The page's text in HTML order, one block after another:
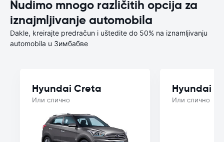
Nudimo mnogo različitih opcija za
iznajmljivanje automobila
Dakle, kreirajte predračun i uštedite do 50% na iznamljivanju
automobila u Зимбабве
Hyundai Creta
Или слично
Hyundai
Или слично